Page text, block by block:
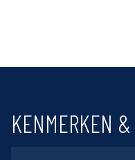
KENMERKEN